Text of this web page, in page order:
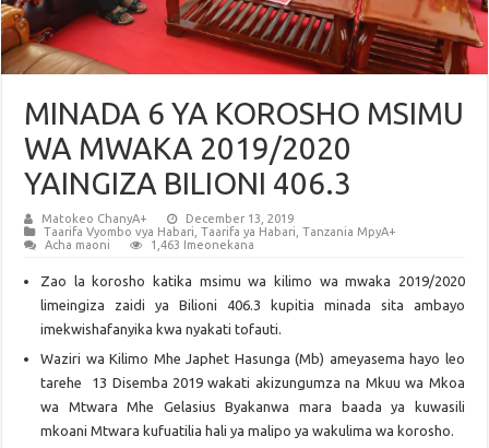
MINADA 6 YA KOROSHO MSIMU
WA MWAKA 2019/2020
YAINGIZA BILIONI 406.3
Matokeo ChanyA+
December 13, 2019
Taarifa Vyombo vya Habari ,Taarifa ya Habari ,Tanzania MpyA+
Acha maoni
1,463 Imeonekana
Zao la korosho katika msimu wa kilimo wa mwaka 2019/2020
limeingiza zaidi ya Bilioni 406.3 kupitia minada sita ambayo
imekwishafanyika kwa nyakati tofauti.
Waziri wa Kilimo Mhe Japhet Hasunga (Mb) ameyasema hayo leo
tarehe 13 Disemba 2019 wakati akizungumza na Mkuu wa Mkoa
wa Mtwara Mhe Gelasius Byakanwa mara baada ya kuwasili
mkoani Mtwara kufuatilia hali ya malipo ya wakulima wa korosho.